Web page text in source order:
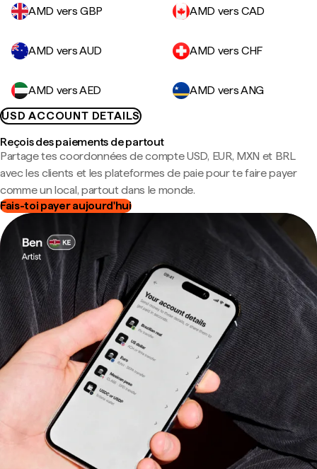
AMD vers GBP AMD vers CAD
AMD vers AUD AMD vers CHF
AMD vers AED
AMD vers ANG
USD ACCOUNT DETAILS
Reçois des paiements de partout
Partage tes coordonnées de compte USD, EUR, MXN et BRL
avec les clients et les plateformes de paie pour te faire payer
comme un local, partout dans le monde.
Fais-toi payer aujourd'hui